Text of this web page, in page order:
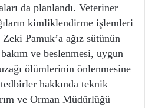
da planlandı. Veteriner
kimliklendirme işlemleri
Pamuk’a ağız sütünün
ve beslenmesi, uygun
ölümlerinin önlenmesine
hakkında teknik
ve Orman Müdürlüğü